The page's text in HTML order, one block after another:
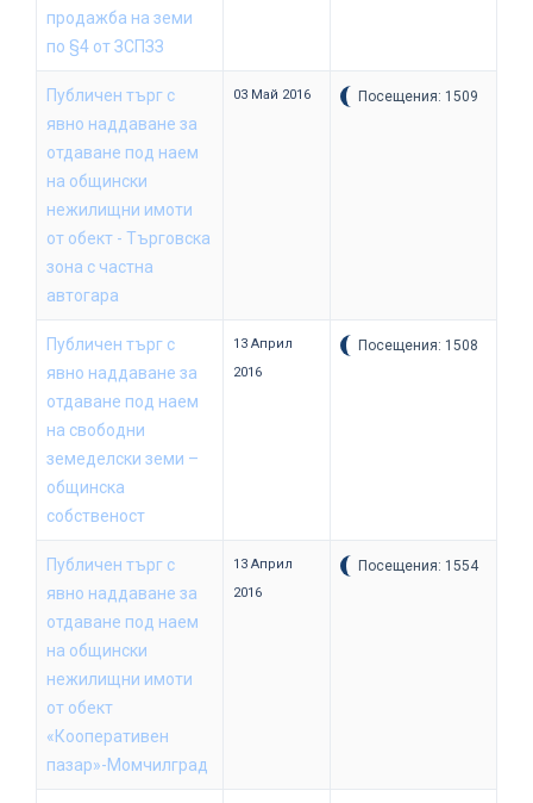
продажба на земи
по §4 от ЗСПЗЗ
Публичен търг с
явно наддаване за
отдаване под наем
на общински
нежилищни имоти
от обект - Търговска
зона с частна
автогара
03 Май 2016 Посещения: 1509
Публичен търг с
явно наддаване за
отдаване под наем
на свободни
земеделски земи –
общинска
собственост
13 Април
2016
Посещения: 1508
Публичен търг с
явно наддаване за
отдаване под наем
на общински
нежилищни имоти
от обект
«Кооперативен
пазар»-Момчилград
13 Април
2016
Посещения: 1554